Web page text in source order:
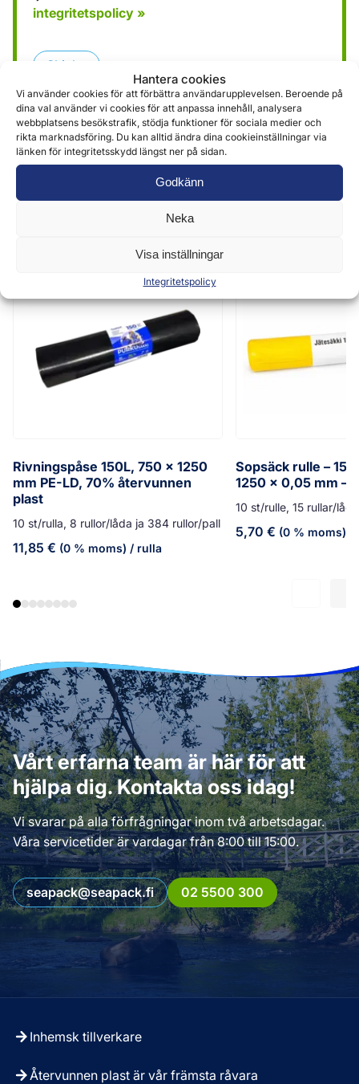
Hantera cookies
Vi använder cookies för att förbättra användarupplevelsen. Beroende på
dina val använder vi cookies för att anpassa innehåll, analysera
webbplatsens besökstrafik, stödja funktioner för sociala medier och
rikta marknadsföring. Du kan alltid ändra dina cookieinställningar via
länken för integritetsskydd längst ner på sidan.
Godkänn
Neka
Visa inställningar
Integritetspolicy
integritetspolicy »
Skicka
Liknande produkter
Rivningspåse 150L, 750 x 1250
mm PE-LD, 70% återvunnen
plast
10 st/rulla, 8 rullor/låda ja 384 rullor/pall
11,85 € (0 % moms) / rulla
Sopsäck rulle –
1250 x 0,05 mm –
10 st/rulle, 15 rullar/
5,70 € (0 % moms)
Vårt erfarna team är här för att
hjälpa dig. Kontakta oss idag!
Vi svarar på alla förfrågningar inom två arbetsdagar.
Våra servicetider är vardagar från 8:00 till 15:00.
seapack@seapack.fi 02 5500 300
Inhemsk tillverkare
Återvunnen plast är vår främsta råvara